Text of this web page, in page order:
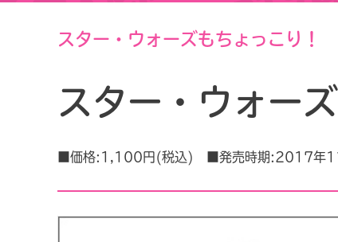
スター・ウォーズもちょっこり！
スター・ウォー
■価格:1,100円(税込) ■発売時期:2017年